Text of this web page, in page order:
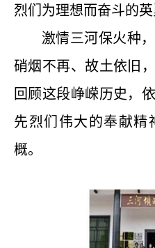
烈们为理想而奋斗的英
激情三河保火种
硝烟不再、故土依旧
回顾这段峥嵘历史，
先烈们伟大的奉献精
概。